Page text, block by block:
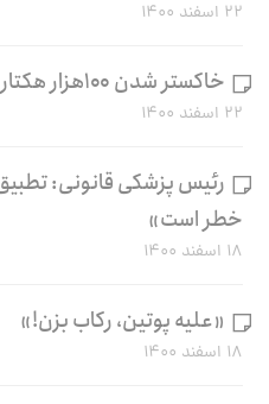
۲۲ اسفند ۱۴۰۰
خاکستر شدن ۱۰۰هزار هکتار جنگل و مرتع طی ۵ سال
۲۲ اسفند ۱۴۰۰
رئیس پزشکی قانونی:
خطر است»
۱۸ اسفند ۱۴۰۰
«علیه پوتین، رکاب بزن!»
۱۸ اسفند ۱۴۰۰